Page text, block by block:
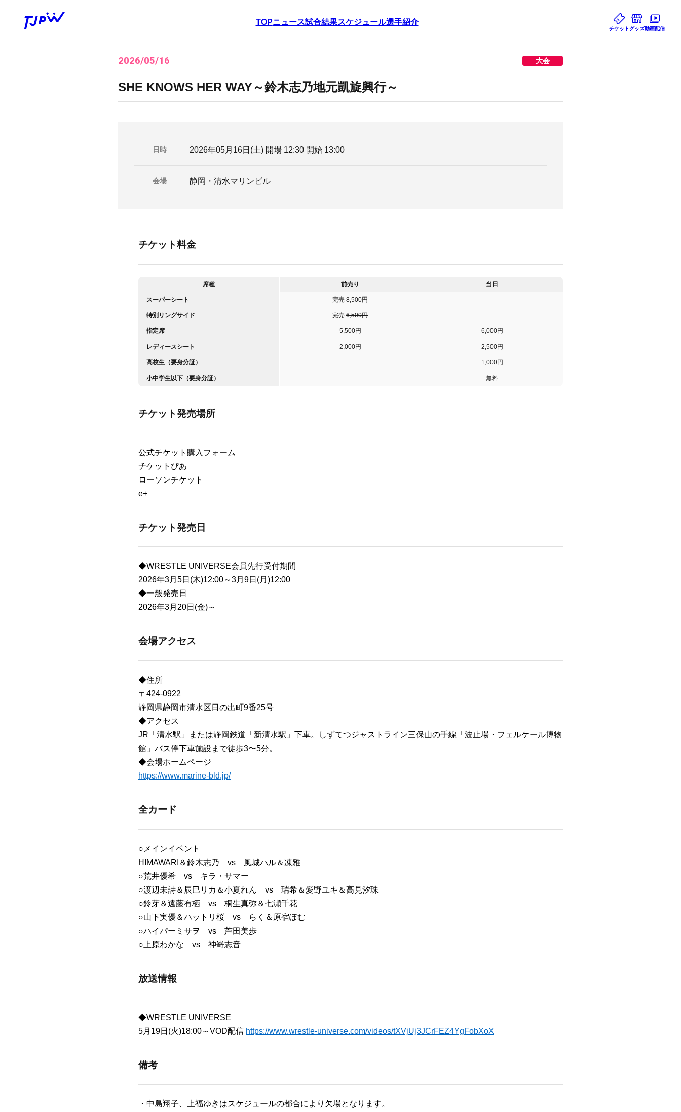
TOPニュース試合結果スケジュール選手紹介
チケット グッズ動画配信
2026/05/16 大会
SHE KNOWS HER WAY～鈴木志乃地元凱旋興行～
日時 2026年05月16日(土) 開場 12:30 開始 13:00
会場 静岡・清水マリンビル
チケット料金
席種 前売り 当日
スーパーシート 完売 8,500円
特別リングサイド 完売 6,500円
指定席 5,500円 6,000円
レディースシート 2,000円 2,500円
高校生（要身分証） 1,000円
小中学生以下（要身分証） 無料
チケット発売場所
公式チケット購入フォーム
チケットぴあ
ローソンチケット
e+
チケット発売日
◆WRESTLE UNIVERSE会員先行受付期間
2026年3月5日(木)12:00～3月9日(月)12:00
◆一般発売日
2026年3月20日(金)～
会場アクセス
◆住所
〒424-0922
静岡県静岡市清水区日の出町9番25号
◆アクセス
JR「清水駅」または静岡鉄道「新清水駅」下車。しずてつジャストライン三保山の手線「波止場・フェルケール博物
館」バス停下車施設まで徒歩3〜5分。
◆会場ホームページ
https://www.marine-bld.jp/
全カード
○メインイベント
HIMAWARI＆鈴木志乃 vs 風城ハル＆凍雅
○荒井優希 vs キラ・サマー
○渡辺未詩＆辰巳リカ＆小夏れん vs 瑞希＆愛野ユキ＆高見汐珠
○鈴芽＆遠藤有栖 vs 桐生真弥＆七瀬千花
○山下実優＆ハットリ桜 vs らく＆原宿ぽむ
○ハイパーミサヲ vs 芦田美歩
○上原わかな vs 神嵜志音
放送情報
◆WRESTLE UNIVERSE
5月19日(火)18:00～VOD配信 https://www.wrestle-universe.com/videos/tXVjUj3JCrFEZ4YgFobXoX
備考
・中島翔子、上福ゆきはスケジュールの都合により欠場となります。